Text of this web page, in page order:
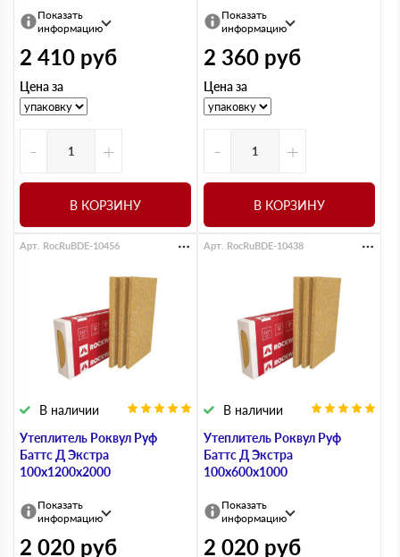
Показать
информацию
2 410 руб
Цена за
- +
В КОРЗИНУ
Показать
информацию
2 360 руб
Цена за
- +
В КОРЗИНУ
Утеплитель Роквул Руф
Баттс Д Экстра
100х1200х2000
В наличии
Арт. RocRuBDE-10456
Показать
информацию
2 020 руб
Утеплитель Роквул Руф
Баттс Д Экстра
100х600х1000
В наличии
Арт. RocRuBDE-10438
Показать
информацию
2 020 руб